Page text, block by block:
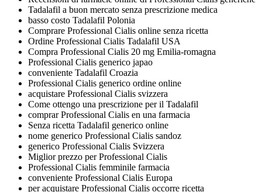
Tadalafil a buon mercato senza prescrizione medica
basso costo Tadalafil Polonia
Comprare Professional Cialis online senza ricetta
Ordine Professional Cialis Tadalafil USA
Compra Professional Cialis 20 mg Emilia-romagna
Professional Cialis generico japao
conveniente Tadalafil Croazia
Professional Cialis generico ordine online
acquistare Professional Cialis svizzera
Come ottengo una prescrizione per il Tadalafil
comprar Professional Cialis en una farmacia
Senza ricetta Tadalafil generico online
nome generico Professional Cialis sandoz
generico Professional Cialis Svizzera
Miglior prezzo per Professional Cialis
Professional Cialis femminile farmacia
conveniente Professional Cialis Europa
per acquistare Professional Cialis occorre ricetta